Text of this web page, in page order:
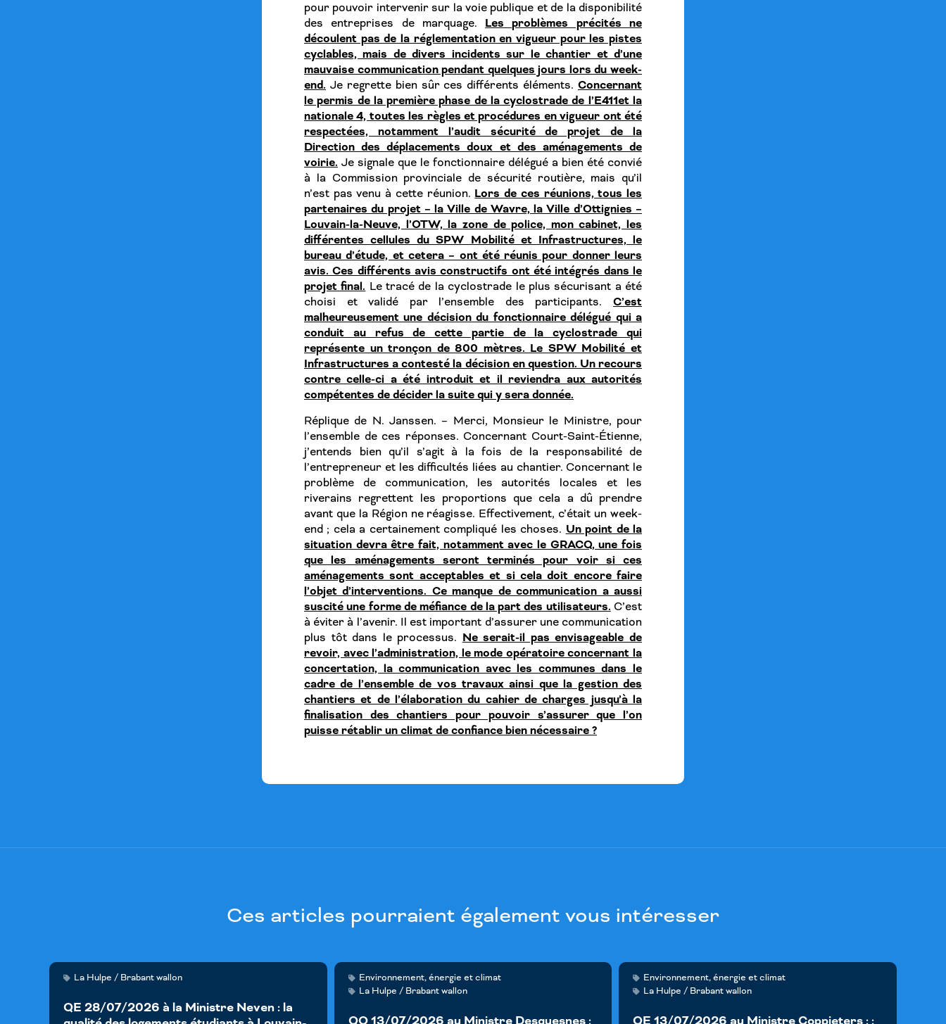
pour pouvoir intervenir sur la voie publique et de la disponibilité
des entreprises de marquage. Les problèmes précités ne
découlent pas de la réglementation en vigueur pour les pistes
cyclables, mais de divers incidents sur le chantier et d’une
mauvaise communication pendant quelques jours lors du week-
end. Je regrette bien sûr ces différents éléments. Concernant
le permis de la première phase de la cyclostrade de l’E411et la
nationale 4, toutes les règles et procédures en vigueur ont été
respectées, notamment l’audit sécurité de projet de la
Direction des déplacements doux et des aménagements de
voirie. Je signale que le fonctionnaire délégué a bien été convié
à la Commission provinciale de sécurité routière, mais qu’il
n’est pas venu à cette réunion. Lors de ces réunions, tous les
partenaires du projet – la Ville de Wavre, la Ville d’Ottignies –
Louvain-la-Neuve, l’OTW, la zone de police, mon cabinet, les
différentes cellules du SPW Mobilité et Infrastructures, le
bureau d’étude, et cetera – ont été réunis pour donner leurs
avis. Ces différents avis constructifs ont été intégrés dans le
projet final. Le tracé de la cyclostrade le plus sécurisant a été
choisi et validé par l’ensemble des participants. C’est
malheureusement une décision du fonctionnaire délégué qui a
conduit au refus de cette partie de la cyclostrade qui
représente un tronçon de 800 mètres. Le SPW Mobilité et
Infrastructures a contesté la décision en question. Un recours
contre celle-ci a été introduit et il reviendra aux autorités
compétentes de décider la suite qui y sera donnée.
Réplique de N. Janssen. – Merci, Monsieur le Ministre, pour
l’ensemble de ces réponses. Concernant Court-Saint-Étienne,
j’entends bien qu’il s’agit à la fois de la responsabilité de
l’entrepreneur et les difficultés liées au chantier. Concernant le
problème de communication, les autorités locales et les
riverains regrettent les proportions que cela a dû prendre
avant que la Région ne réagisse. Effectivement, c’était un week-
end ; cela a certainement compliqué les choses. Un point de la
situation devra être fait, notamment avec le GRACQ, une fois
que les aménagements seront terminés pour voir si ces
aménagements sont acceptables et si cela doit encore faire
l’objet d’interventions. Ce manque de communication a aussi
suscité une forme de méfiance de la part des utilisateurs. C’est
à éviter à l’avenir. Il est important d’assurer une communication
plus tôt dans le processus. Ne serait-il pas envisageable de
revoir, avec l’administration, le mode opératoire concernant la
concertation, la communication avec les communes dans le
cadre de l’ensemble de vos travaux ainsi que la gestion des
chantiers et de l’élaboration du cahier de charges jusqu’à la
finalisation des chantiers pour pouvoir s’assurer que l’on
puisse rétablir un climat de confiance bien nécessaire ?
Ces articles pourraient également vous intéresser
La Hulpe / Brabant wallon
QE 28/07/2026 à la Ministre Neven : la
Environnement, énergie et climat
La Hulpe / Brabant wallon
Environnement, énergie et climat
La Hulpe / Brabant wallon